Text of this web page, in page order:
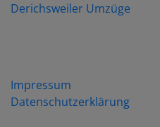
Impressum
Datenschutzerklärung
Derichsweiler Umzüge